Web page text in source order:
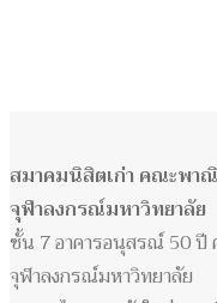
สมาคมนิสิตเก่า คณะพา
จุฬาลงกรณ์มหาวิทยาลัย
ชั้น 7 อาคารอนุสรณ์ 50
จุฬาลงกรณ์มหาวิทยาลัย